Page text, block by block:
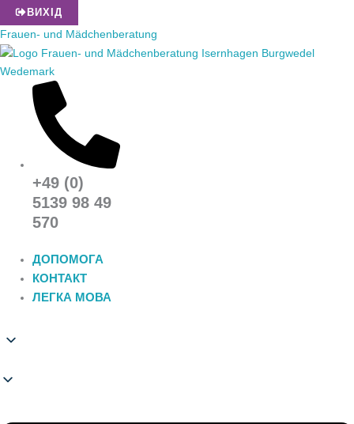
ВИХІД
до
Frauen- und Mädchenberatung
+49 (0)
5139 98 49
570
ДОПОМОГА
КОНТАКТ
ЛЕГКА МОВА